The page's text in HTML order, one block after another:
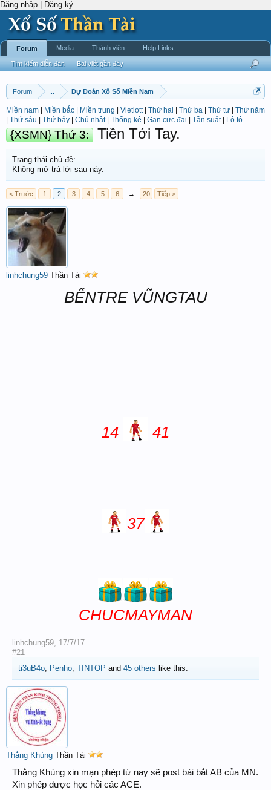
Đăng nhập | Đăng ký
Forum Dự Đoán Xổ Số Miền Nam
Miền nam Miền bắc Miền trung Vietlott| Thứ hai Thứ ba Thứ tư
Thứ năm
Thứ sáu Thứ bảy Chủ nhật| Thống kê Gan cực đại Tần suất| Lô tô
{XSMN} Thứ 3: Tiền Tới Tay.
Trạng thái chủ đề:
Không mở trả lời sau này.
< Trước 1 2 3 4 5 6 → 20 Tiếp >
linhchung59 Thần Tài
BẾNTRE VŨNGTAU
14 41
37
CHUCMAYMAN
linhchung59, 17/7/17
#21
ti3uB4o, Penho, TINTOP and 45 others like this.
Thằng Khùng Thần Tài
Thằng Khùng xin mạn phép từ nay sẽ post bài bắt AB của MN.
Xin phép được học hỏi các ACE.
Forum
Tìm kiếm diễn đàn Bài viết gần đây
Media Thành viên Help Links